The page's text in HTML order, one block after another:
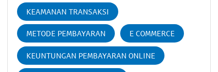
KEAMANAN TRANSAKSI
METODE PEMBAYARAN E COMMERCE
KEUNTUNGAN PEMBAYARAN ONLINE